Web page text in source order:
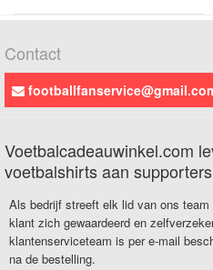
Contact
Voetbalcadeauwinkel.com
voetbalshirts aan
Als bedrijf streeft elk lid van ons
klant zich gewaardeerd en
klantenserviceteam is per e-mail
na de bestelling.